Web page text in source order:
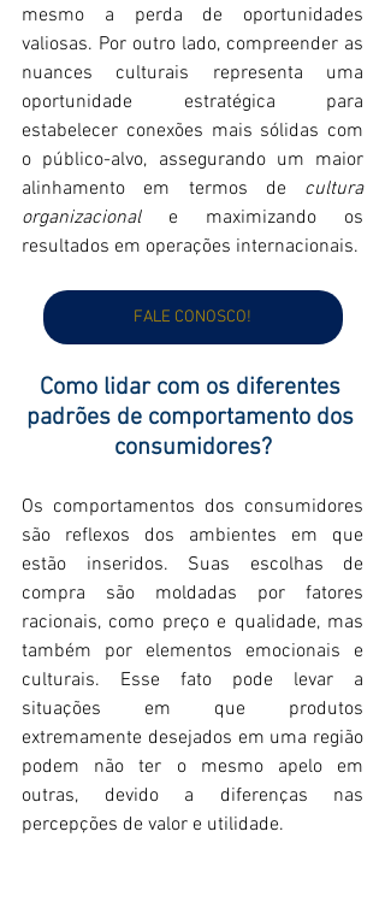
mesmo a perda de oportunidades
valiosas. Por outro lado, compreender as
nuances culturais representa uma
oportunidade estratégica para
estabelecer conexões mais sólidas com
o público-alvo, assegurando um maior
alinhamento em termos de cultura
organizacional e maximizando os
resultados em operações internacionais.
FALE CONOSCO!
Como lidar com os diferentes
padrões de comportamento dos
consumidores?
Os comportamentos dos consumidores
são reflexos dos ambientes em que
estão inseridos. Suas escolhas de
compra são moldadas por fatores
racionais, como preço e qualidade, mas
também por elementos emocionais e
culturais. Esse fato pode levar a
situações em que produtos
extremamente desejados em uma região
podem não ter o mesmo apelo em
outras, devido a diferenças nas
percepções de valor e utilidade.